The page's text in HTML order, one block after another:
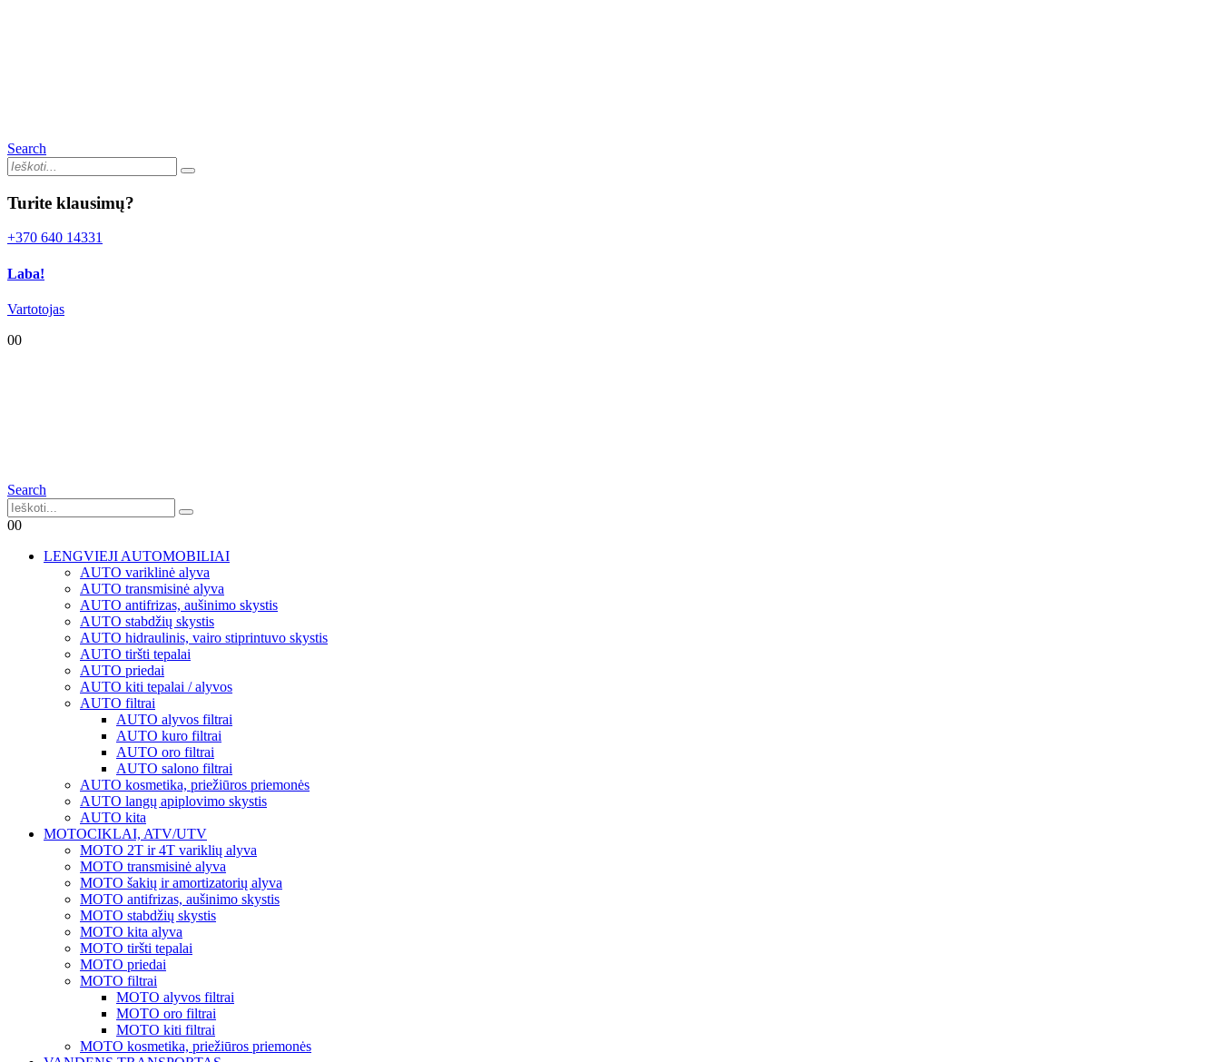
Search
Turite klausimų?
+370 640 14331
Laba!
Vartotojas
00
Search
00
LENGVIEJI AUTOMOBILIAI
AUTO variklinė alyva
AUTO transmisinė alyva
AUTO antifrizas, aušinimo skystis
AUTO stabdžių skystis
AUTO hidraulinis, vairo stiprintuvo skystis
AUTO tiršti tepalai
AUTO priedai
AUTO kiti tepalai / alyvos
AUTO filtrai
AUTO alyvos filtrai
AUTO kuro filtrai
AUTO oro filtrai
AUTO salono filtrai
AUTO kosmetika, priežiūros priemonės
AUTO langų apiplovimo skystis
AUTO kita
MOTOCIKLAI, ATV/UTV
MOTO 2T ir 4T variklių alyva
MOTO transmisinė alyva
MOTO šakių ir amortizatorių alyva
MOTO antifrizas, aušinimo skystis
MOTO stabdžių skystis
MOTO kita alyva
MOTO tiršti tepalai
MOTO priedai
MOTO filtrai
MOTO alyvos filtrai
MOTO oro filtrai
MOTO kiti filtrai
MOTO kosmetika, priežiūros priemonės